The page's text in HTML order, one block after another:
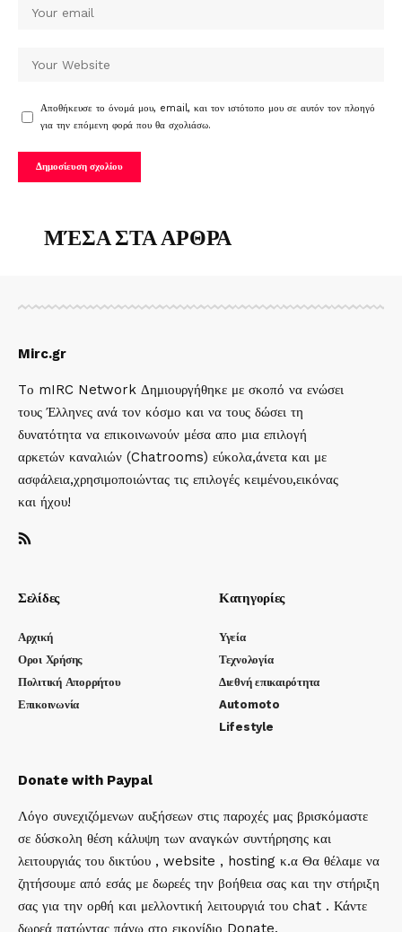
Αποθήκευσε το όνομά μου, email, και τον ιστότοπο μου σε αυτόν τον πλοηγό
για την επόμενη φορά που θα σχολιάσω.
ΜΈΣΑ ΣΤΑ ΑΡΘΡΑ
Mirc.gr
Tο mIRC Network Δημιουργήθηκε με σκοπό να ενώσει
τους Έλληνες ανά τον κόσμο και να τους δώσει τη
δυνατότητα να επικοινωνούν μέσα απο μια επιλογή
αρκετών καναλιών (Chatrooms) εύκολα,άνετα και με
ασφάλεια,χρησιμοποιώντας τις επιλογές κειμένου,εικόνας
και ήχου!
Σελίδες
Αρχική
Οροι Χρήσης
Πολιτική Απορρήτου
Επικοινωνία
Κατηγορίες
Υγεία
Τεχνολογία
Διεθνή επικαιρότητα
Automoto
Lifestyle
Donate with Paypal
Λόγο συνεχιζόμενων αυξήσεων στις παροχές μας βρισκόμαστε
σε δύσκολη θέση κάλυψη των αναγκών συντήρησης και
λειτουργιάς του δικτύου , website , hosting κ.α Θα θέλαμε να
ζητήσουμε από εσάς με δωρεές την βοήθεια σας και την στήριξη
σας για την ορθή και μελλοντική λειτουργιά του chat . Κάντε
δωρεά πατώντας πάνω στο εικονίδιο Donate.